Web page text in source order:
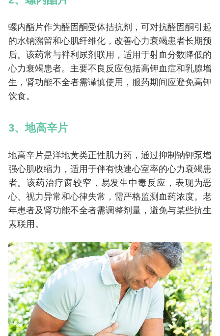
螺内酯片作为醛固酮受体拮抗剂，可对抗醛固酮引起
的水钠潴留和心肌纤维化，改善心力衰竭患者长期预
后。该药常与袢利尿剂联用，适用于射血分数降低的
心力衰竭患者。主要不良反应包括高钾血症和乳腺增
生，肾功能不全者需谨慎使用，服药期间应避免高钾
饮食。
3、地高辛片
地高辛片是洋地黄类正性肌力药，通过抑制钠钾泵增
强心肌收缩力，适用于伴有快速心室率的心力衰竭患
者。该药治疗窗较窄，易发生中毒反应，表现为恶
心、视力异常和心律失常，需严格监测血药浓度。老
年患者及肾功能不全者需调整剂量，避免与某些抗生
素联用。